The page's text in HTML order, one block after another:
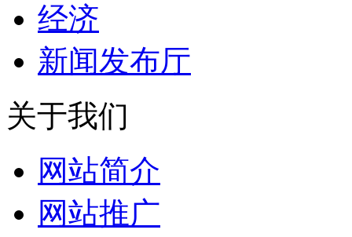
经济
新闻发布厅
关于我们
网站简介
网站推广